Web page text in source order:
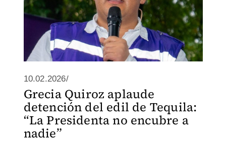
10.02.2026/
Grecia Quiroz aplaude
detención del edil de Tequila:
“La Presidenta no encubre a
nadie”